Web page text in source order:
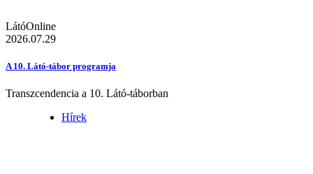
LátóOnline
2026.07.29
A 10. Látó-tábor programja
Transzcendencia a 10. Látó-táborban
Hírek